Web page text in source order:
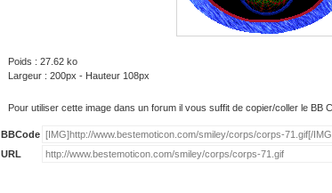
Poids : 27.62 ko
Largeur : 200px - Hauteur 108px
Pour utiliser cette image dans un forum il vous suffit de copier/coller le BB
BBCode
URL